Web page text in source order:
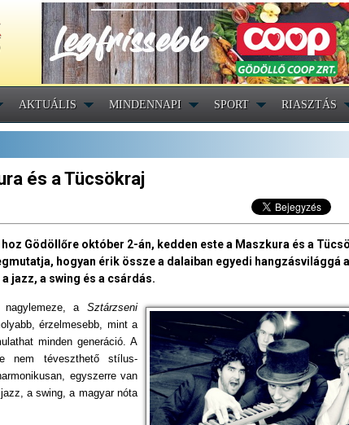
AKTUÁLIS MINDENNAPI SPORT RIASZTÁS
és a Tücsökraj
Gödöllőre október 2-án, kedden este a Maszkura és a
hogyan érik össze a dalaiban egyedi hangzásvilággá
jazz, a swing és a csárdás.
a Sztárzseni
érzelmesebb, mint a
minden generáció. A
nem téveszthető stílus-
egyszerre van
a swing, a magyar nóta